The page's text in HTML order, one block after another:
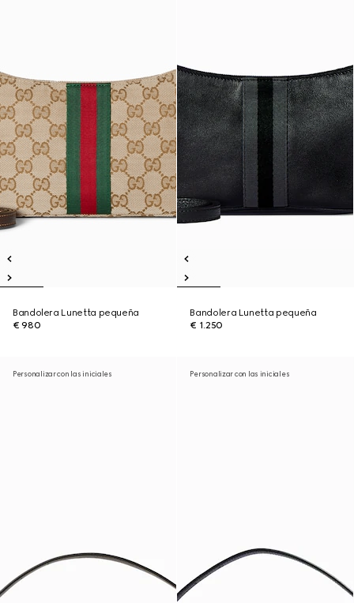
Bandolera Lunetta pequeña
€ 980
Bandolera Lunetta pequeña
€ 1.250
Personalizar con las iniciales Personalizar con las iniciales